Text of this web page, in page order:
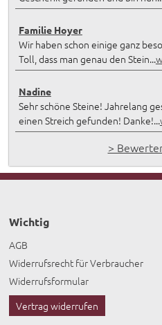
Familie Hoyer
Wir haben schon einige ganz
Toll, dass man genau den Stein...
Nadine
Sehr schöne Steine! Jahrelang
einen Streich gefunden! Danke!...
>
Wichtig
AGB
Widerrufsrecht für Verbraucher
Widerrufsformular
Vertrag widerrufen